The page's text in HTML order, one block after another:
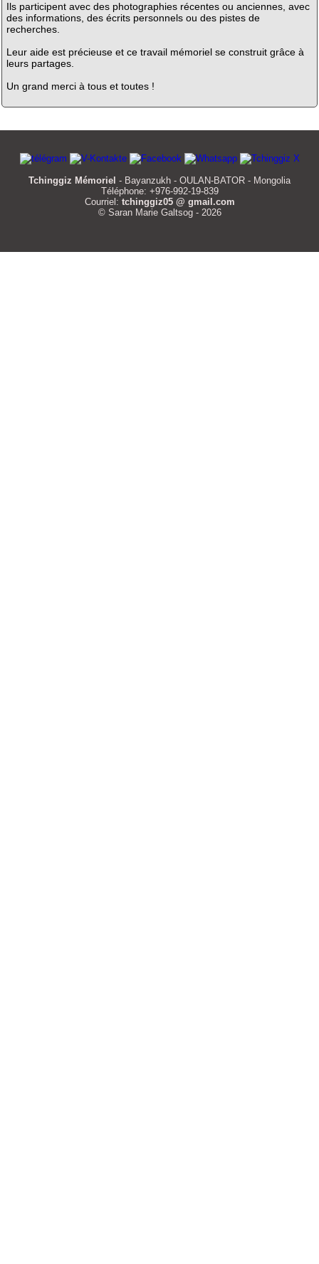
Ils participent avec des photographies récentes ou anciennes, avec
des informations, des écrits personnels ou des pistes de
recherches.
Leur aide est précieuse et ce travail mémoriel se construit grâce à
leurs partages.
Un grand merci à tous et toutes !
Tchinggiz Mémoriel - Bayanzukh - OULAN-BATOR - Mongolia
Téléphone: +976-992-19-839
Courriel: tchinggiz05 @ gmail.com
© Saran Marie Galtsog - 2026